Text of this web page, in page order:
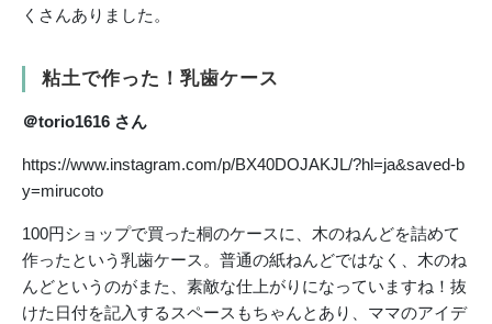
くさんありました。
粘土で作った！乳歯ケース
＠torio1616 さん
https://www.instagram.com/p/BX40DOJAKJL/?hl=ja&saved-b
y=mirucoto
100円ショップで買った桐のケースに、木のねんどを詰めて
作ったという乳歯ケース。普通の紙ねんどではなく、木のね
んどというのがまた、素敵な仕上がりになっていますね！抜
けた日付を記入するスペースもちゃんとあり、ママのアイデ